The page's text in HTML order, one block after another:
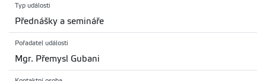
Typ události
Přednášky a semináře
Pořadatel události
Mgr. Přemysl Gubani